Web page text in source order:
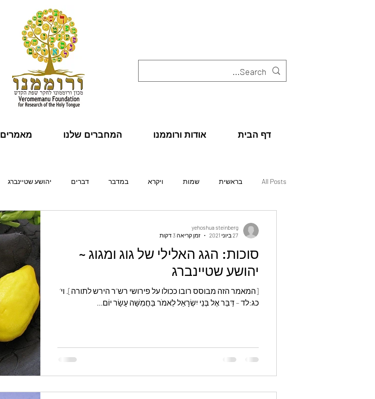
דף הבית אודות ורוממנו המחברים שלנו מאמרים
All Posts בראשית שמות ויקרא במדבר דברים יהושע שטיינברג
סוכות: הגג האלילי של גוג ומגוג ~
יהושע שטיינברג
[המאמר הזה מבוסס רובו ככולו על פירושי רש”ר הירש לתורה]. וי‘
כג:לד – דַּבֵּר אֶל בְּנֵי יִשְׂרָאֵל לֵאמֹר בַּחֲמִשָּׁה עָשָׂר יוֹם...
yehoshua steinberg
27 ביוני 2021
זמן קריאה 3 דקות